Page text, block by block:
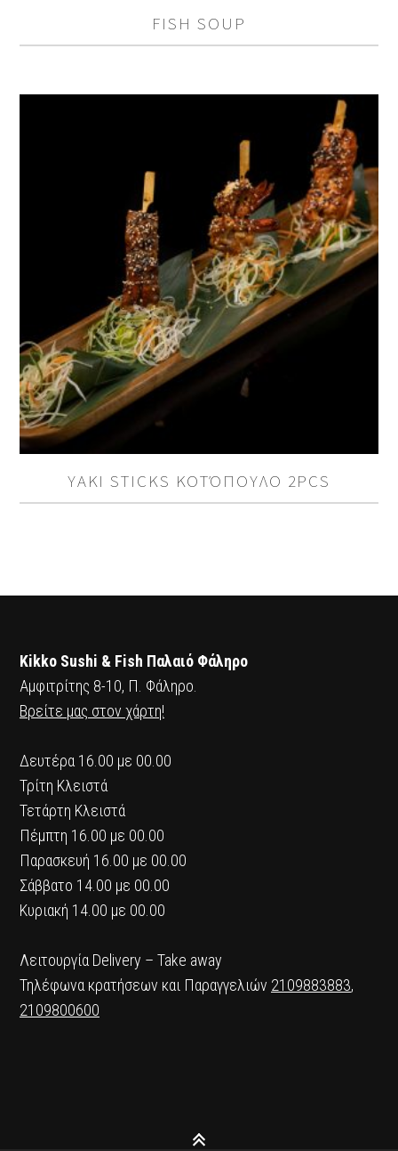
FISH SOUP
YAKI STICKS ΚΟΤΌΠΟΥΛΟ 2PCS
Kikko Sushi & Fish Παλαιό Φάληρο
Αμφιτρίτης 8-10, Π. Φάληρο.
Βρείτε μας στον χάρτη!
Δευτέρα 16.00 με 00.00
Τρίτη Κλειστά
Τετάρτη Κλειστά
Πέμπτη 16.00 με 00.00
Παρασκευή 16.00 με 00.00
Σάββατο 14.00 με 00.00
Κυριακή 14.00 με 00.00
Λειτουργία Delivery – Take away
Τηλέφωνα κρατήσεων και Παραγγελιών 2109883883,
2109800600